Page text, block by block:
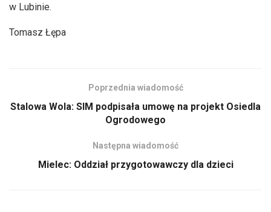
w Lubinie.
Tomasz Łępa
Poprzednia wiadomość
Stalowa Wola: SIM podpisała umowę na projekt Osiedla
Ogrodowego
Następna wiadomość
Mielec: Oddział przygotowawczy dla dzieci